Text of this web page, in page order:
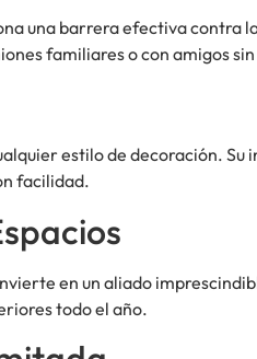
una barrera efectiva contra
familiares o con amigos
estilo de decoración.
facilidad.
en un aliado
todo el año.